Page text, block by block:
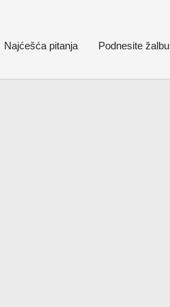
Najćešća pitanja Podnesite žalbu